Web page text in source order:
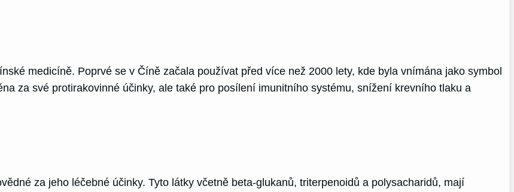
medicíně. Poprvé se v Číně začala používat před více než 2000 lety, kde byla vnímána jako symbol
za své protirakovinné účinky, ale také pro posílení imunitního systému, snížení krevního tlaku a
za jeho léčebné účinky. Tyto látky včetně beta-glukanů, triterpenoidů a polysacharidů, mají